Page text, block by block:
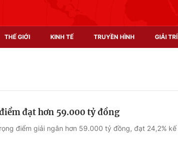
THẾ GIỚI KINH TẾ TRUYỀN HÌNH GIẢI TRÍ
đạt hơn 59.000 tỷ đồng
điểm giải ngân hơn 59.000 tỷ đồng, đạt 24,2% kế